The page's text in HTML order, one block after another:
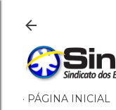
PÁGINA INICIAL